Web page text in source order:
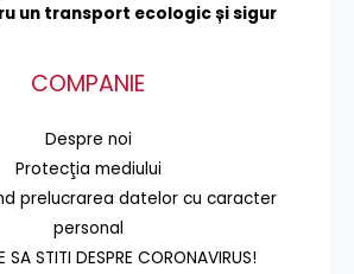
un transport ecologic și sigur
COMPANIE
Despre noi
Protecţia mediului
prelucrarea datelor cu caracter
personal
SA STITI DESPRE CORONAVIRUS!